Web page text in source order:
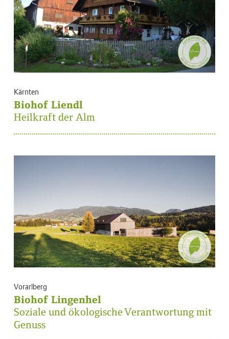
Kärnten
Biohof Liendl
Heilkraft der Alm
Vorarlberg
Biohof Lingenhel
Soziale und ökologische Verantwortung mit
Genuss